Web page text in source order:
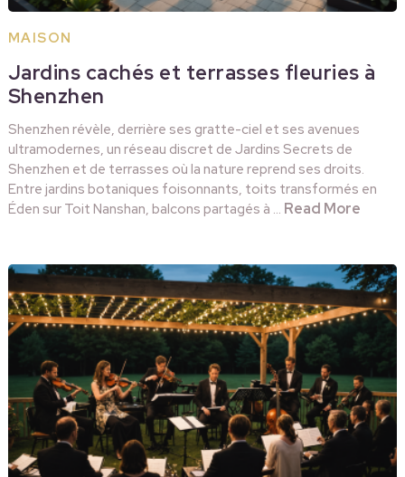
MAISON
Jardins cachés et terrasses fleuries à
Shenzhen
Shenzhen révèle, derrière ses gratte-ciel et ses avenues
ultramodernes, un réseau discret de Jardins Secrets de
Shenzhen et de terrasses où la nature reprend ses droits.
Entre jardins botaniques foisonnants, toits transformés en
Éden sur Toit Nanshan, balcons partagés à … Read More